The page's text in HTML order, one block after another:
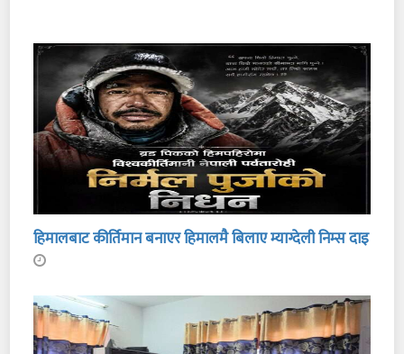
हिमालबाट कीर्तिमान बनाएर हिमालमै बिलाए म्याग्देली निम्स दाइ